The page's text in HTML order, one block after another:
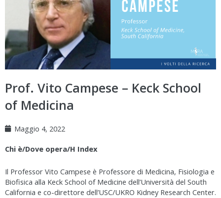
Prof. Vito Campese – Keck School
of Medicina
Maggio 4, 2022
Chi è/Dove opera/H Index
Il Professor Vito Campese è Professore di Medicina, Fisiologia e
Biofisica alla Keck School of Medicine dell’Università del South
California e co-direttore dell’USC/UKRO Kidney Research Center.